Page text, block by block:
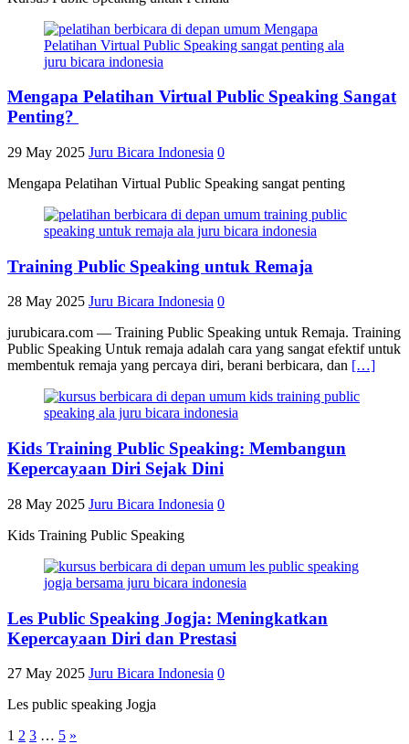
Mengapa Pelatihan Virtual Public Speaking Sangat
Penting?
29 May 2025 Juru Bicara Indonesia 0
Mengapa Pelatihan Virtual Public Speaking sangat penting
Training Public Speaking untuk Remaja
28 May 2025 Juru Bicara Indonesia 0
jurubicara.com — Training Public Speaking untuk Remaja. Training
Public Speaking Untuk remaja adalah cara yang sangat efektif untuk
membentuk remaja yang percaya diri, berani berbicara, dan […]
Kids Training Public Speaking: Membangun
Kepercayaan Diri Sejak Dini
28 May 2025 Juru Bicara Indonesia 0
Kids Training Public Speaking
Les Public Speaking Jogja: Meningkatkan
Kepercayaan Diri dan Prestasi
27 May 2025 Juru Bicara Indonesia 0
Les public speaking Jogja
1 2 3 … 5 »